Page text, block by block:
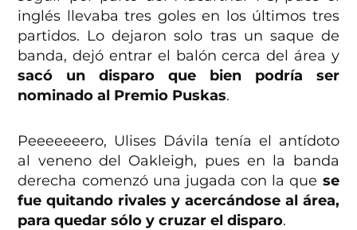
inglés llevaba tres goles en los últimos tres
partidos. Lo dejaron solo tras un saque de
banda, dejó entrar el balón cerca del área y
sacó un disparo que bien podría ser
nominado al Premio Puskas.
Peeeeeeero, Ulises Dávila tenía el antídoto
al veneno del Oakleigh, pues en la banda
derecha comenzó una jugada con la que se
fue quitando rivales y acercándose al área,
para quedar sólo y cruzar el disparo.